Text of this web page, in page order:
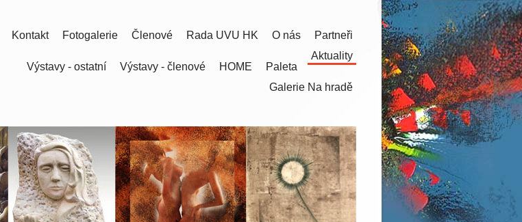
Partneři
O nás
Rada UVU HK
Členové
Fotogalerie
Kontakt
Aktuality
Paleta
HOME
Výstavy - členové
Výstavy - ostatní
Galerie Na hradě